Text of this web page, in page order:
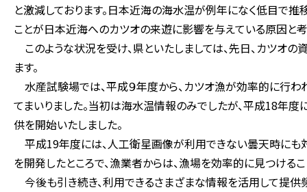
と激減しております。日本近海の海水温が例年になく低目で
ことが日本近海へのカツオの来遊に影響を与えている原因と考
このような状況を受け、県といたしましては、先日、カツオ
ます。
水産試験場では、平成９年度から、カツオ漁が効率的に行
てまいりました。当初は海水温情報のみでしたが、平成18年
供を開始いたしました。
平成19年度には、人工衛星画像が利用できない曇天時にも
を開発したところで、漁業者からは、漁場を効率的に見つける
今後も引き続き、利用できるさまざまな情報を活用して提